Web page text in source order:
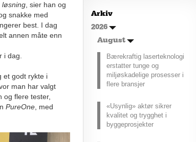
løsning, sier han og
snakke med
best. I dag
annen måte enn
i dag.
et godt rykte i
man har valgt
og flere tester,
PureOne, med
rekkevidde?
Elbiler (EV) representerer
fremtiden for transport, men deres
effektivitet under utfordrende
utfordring.
Arkiv
2026
August
Bærekraftig laserteknologi
erstatter tunge og
miljøskadelige prosesser i
flere bransjer
«Usynlig» aktør sikrer
kvalitet og trygghet i
byggeprosjekter